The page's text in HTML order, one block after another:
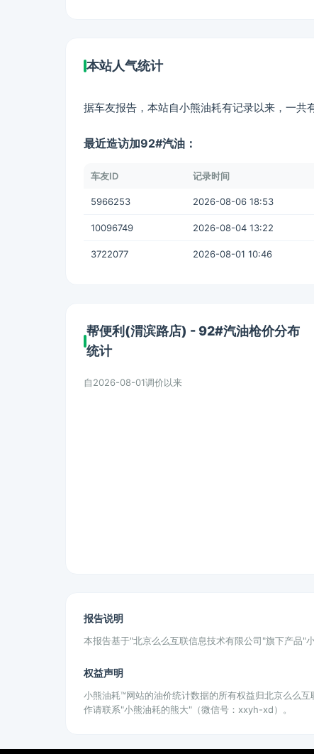
本站人气统计
据车友报告，本站自小熊油耗有记录以来，一共
最近造访加92#汽油：
车友ID 记录时间
5966253 2026-08-06 18:53
10096749 2026-08-04 13:22
3722077 2026-08-01 10:46
帮便利(渭滨路店) - 92#汽油枪价分布
统计
自2026-08-01调价以来
报告说明
本报告基于"北京么么互联信息技术有限公司"旗下产品"
权益声明
小熊油耗™网站的油价统计数据的所有权益归北京么么
作请联系"小熊油耗的熊大"（微信号：xxyh-xd）。